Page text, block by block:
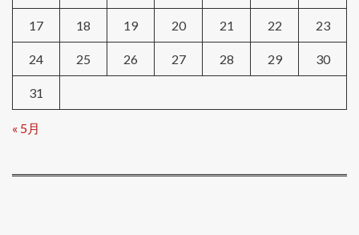
17 18 19 20 21 22 23
24 25 26 27 28 29 30
31
« 5月